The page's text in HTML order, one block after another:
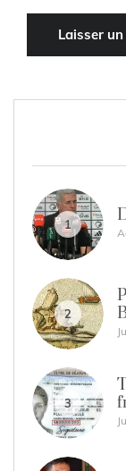
1
2
3